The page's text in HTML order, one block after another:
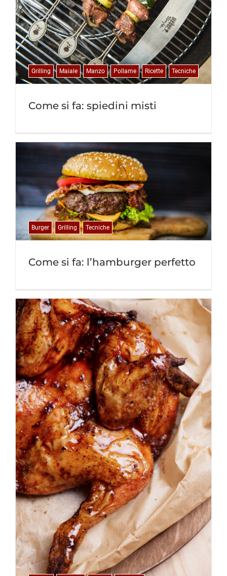
Come si fa: spiedini misti
Grilling Maiale Manzo Pollame Ricette Tecniche
Come si fa: l’hamburger perfetto
Burger Grilling Tecniche